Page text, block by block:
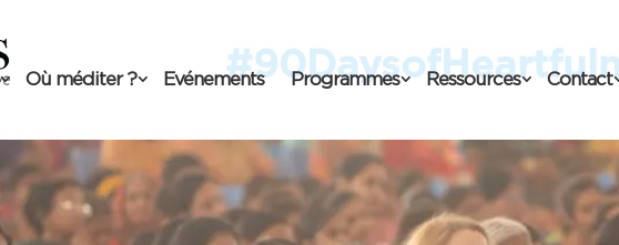
Où méditer ? Evénements Programmes Ressources Contact